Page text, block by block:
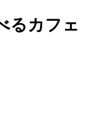
るカフェ